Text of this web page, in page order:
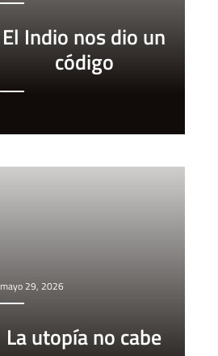
El Indio nos dio un
código
mayo 29, 2026
La utopía no cabe